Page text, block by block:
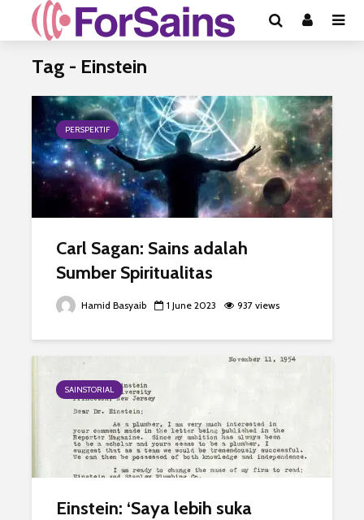
Tag - Einstein
PERSPEKTIF
Carl Sagan: Sains adalah
Sumber Spiritualitas
Hamid Basyaib 1 June 2023 937 views
SAINSTORIAL
Einstein: ‘Saya lebih suka